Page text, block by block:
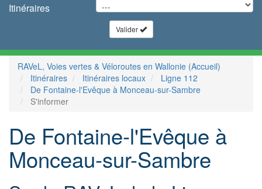
Itinéraires
Valider
RAVeL, Voies vertes & Véloroutes en Wallonie (Accueil)
Itinéraires
Itinéraires locaux
Ligne 112
De Fontaine-l'Evêque à Monceau-sur-Sambre
S'informer
De Fontaine-l'Evêque à
Monceau-sur-Sambre